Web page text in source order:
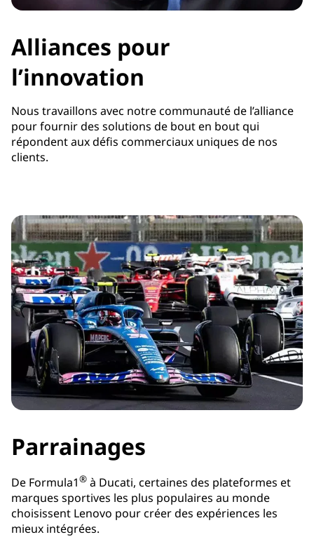
Alliances pour
l’innovation
Nous travaillons avec notre communauté de l’alliance
pour fournir des solutions de bout en bout qui
répondent aux défis commerciaux uniques de nos
clients.
Parrainages
De Formula1® à Ducati, certaines des plateformes et
marques sportives les plus populaires au monde
choisissent Lenovo pour créer des expériences les
mieux intégrées.